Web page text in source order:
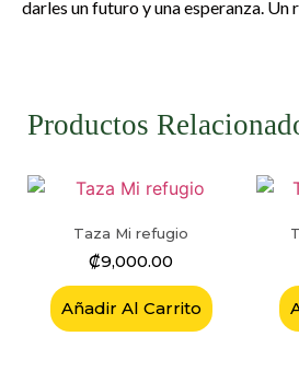
darles un futuro y una esperanza. Un
Productos
Taza Mi refugio
₡9,000.00
Añadir Al Carrito